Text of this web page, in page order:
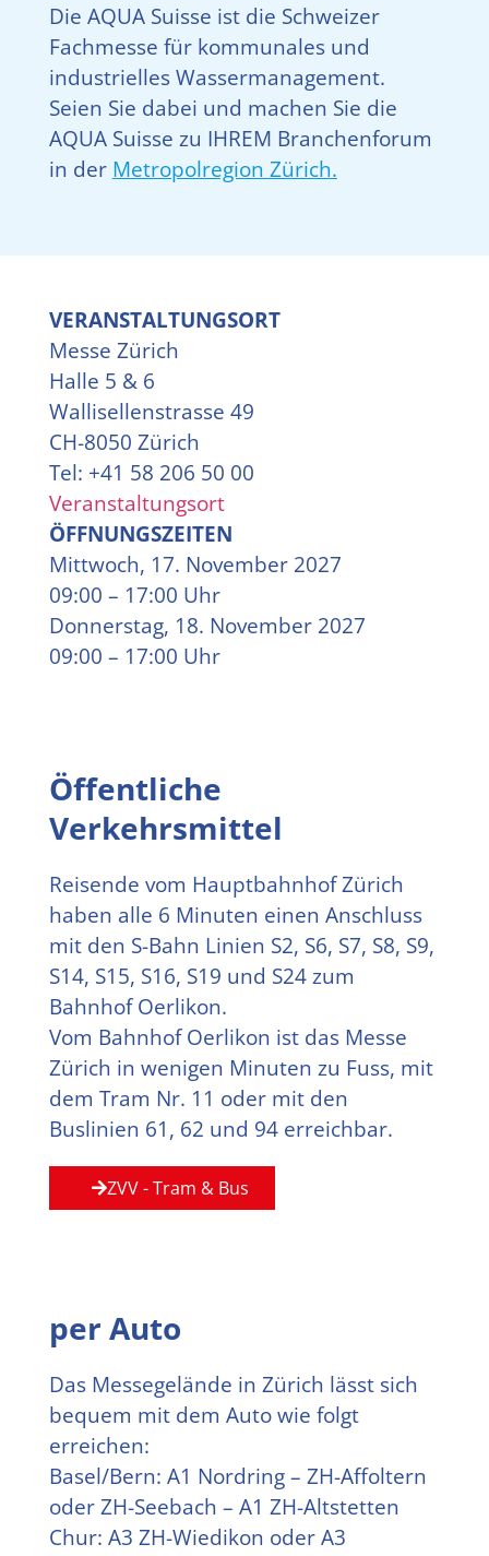
Die AQUA Suisse ist die Schweizer
Fachmesse für kommunales und
industrielles Wassermanagement.
Seien Sie dabei und machen Sie die
AQUA Suisse zu IHREM Branchenforum
in der Metropolregion Zürich.
VERANSTALTUNGSORT
Messe Zürich
Halle 5 & 6
Wallisellenstrasse 49
CH-8050 Zürich
Tel: +41 58 206 50 00
Veranstaltungsort
ÖFFNUNGSZEITEN
Mittwoch, 17. November 2027
09:00 – 17:00 Uhr
Donnerstag, 18. November 2027
09:00 – 17:00 Uhr
Öffentliche
Verkehrsmittel
Reisende vom Hauptbahnhof Zürich
haben alle 6 Minuten einen Anschluss
mit den S-Bahn Linien S2, S6, S7, S8, S9,
S14, S15, S16, S19 und S24 zum
Bahnhof Oerlikon.
Vom Bahnhof Oerlikon ist das Messe
Zürich in wenigen Minuten zu Fuss, mit
dem Tram Nr. 11 oder mit den
Buslinien 61, 62 und 94 erreichbar.
ZVV - Tram & Bus
per Auto
Das Messegelände in Zürich lässt sich
bequem mit dem Auto wie folgt
erreichen:
Basel/Bern: A1 Nordring – ZH-Affoltern
oder ZH-Seebach – A1 ZH-Altstetten
Chur: A3 ZH-Wiedikon oder A3